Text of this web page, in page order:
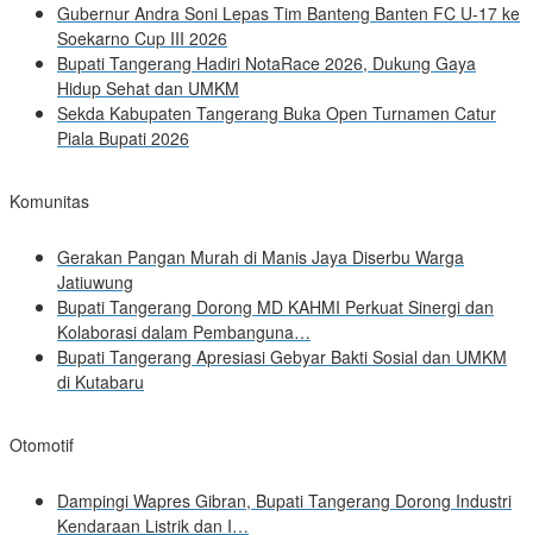
Gubernur Andra Soni Lepas Tim Banteng Banten FC U-17 ke
Soekarno Cup III 2026
Bupati Tangerang Hadiri NotaRace 2026, Dukung Gaya
Hidup Sehat dan UMKM
Sekda Kabupaten Tangerang Buka Open Turnamen Catur
Piala Bupati 2026
Komunitas
Gerakan Pangan Murah di Manis Jaya Diserbu Warga
Jatiuwung
Bupati Tangerang Dorong MD KAHMI Perkuat Sinergi dan
Kolaborasi dalam Pembanguna…
Bupati Tangerang Apresiasi Gebyar Bakti Sosial dan UMKM
di Kutabaru
Otomotif
Dampingi Wapres Gibran, Bupati Tangerang Dorong Industri
Kendaraan Listrik dan I…